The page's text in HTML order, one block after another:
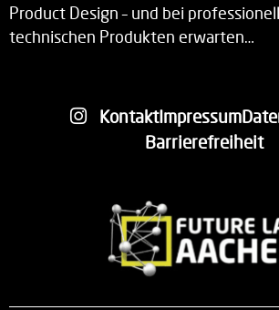
Product Design – und bei
technischen Produkten erwarten…
KontaktImpressum
Barrierefreiheit